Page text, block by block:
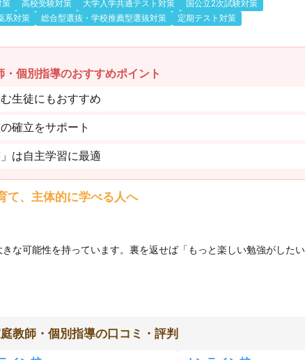
策 高校受験対策 大学入学共通テスト対策
国公立2次試験対策
系対策 総合型選抜・学校推薦型選抜対策 定期テスト対策
個別指導のおすすめポイント
生徒にもおすすめ
確立をサポート
は自主学習に最適
て、主体的に学べる人へ
な可能性を持っています。裏を返せば「もっと楽しい勉強がした
教師・個別指導の口コミ・評判